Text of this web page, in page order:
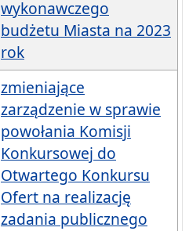
wykonawczego
budżetu Miasta na 2023
rok
zmieniające
zarządzenie w sprawie
powołania Komisji
Konkursowej do
Otwartego Konkursu
Ofert na realizację
zadania publicznego